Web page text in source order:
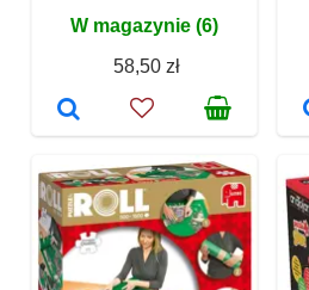
W magazynie (6)
58,50 zł